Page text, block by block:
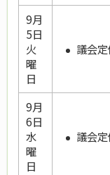
9月
5日
火
曜
日
議会定
9月
6日
水
曜
日
議会定